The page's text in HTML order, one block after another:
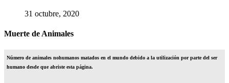
31 octubre, 2020
Muerte de Animales
Número de animales nohumanos matados en el mundo debido a la utilización por parte del ser
humano desde que abriste esta página.